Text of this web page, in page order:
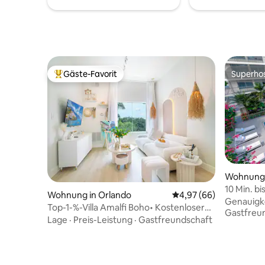
es gleichzeitig eine ruhige Resort-
Keine
Beliebter Gäste-Favorit.
Gäste-Favorit
Wohnung in Orlando Durchschnittliche
4,97 (66)
Top-1-%-Villa Amalfi Boho• Kostenloser
Parkplatz-Shuttle|Poolblick
Lage · Preis-Leistung · Gastfreundschaft
10 Min.